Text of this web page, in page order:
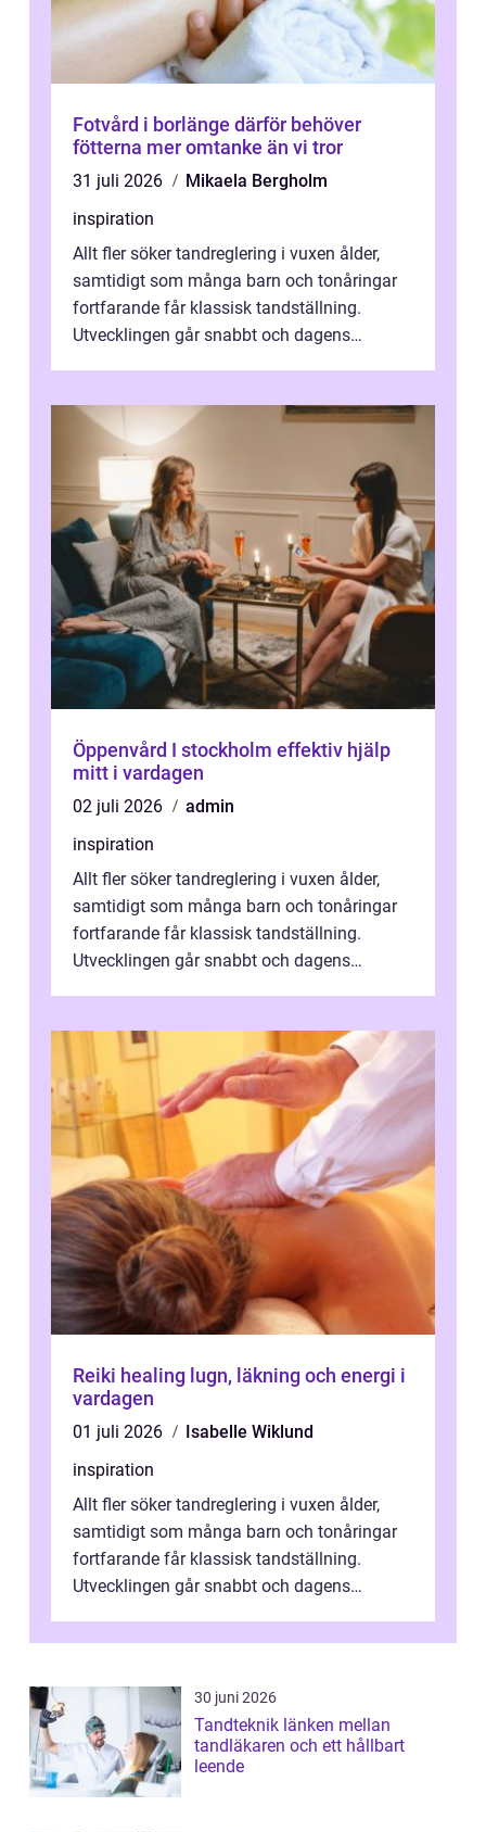
Fotvård i borlänge därför behöver
fötterna mer omtanke än vi tror
31 juli 2026
Mikaela Bergholm
inspiration
Allt fler söker tandreglering i vuxen ålder,
samtidigt som många barn och tonåringar
fortfarande får klassisk tandställning.
Utvecklingen går snabbt och dagens
Öppenvård I stockholm effektiv hjälp
mitt i vardagen
02 juli 2026
admin
inspiration
Allt fler söker tandreglering i vuxen ålder,
samtidigt som många barn och tonåringar
fortfarande får klassisk tandställning.
Utvecklingen går snabbt och dagens
Reiki healing lugn, läkning och energi i
vardagen
01 juli 2026
Isabelle Wiklund
inspiration
Allt fler söker tandreglering i vuxen ålder,
samtidigt som många barn och tonåringar
fortfarande får klassisk tandställning.
Utvecklingen går snabbt och dagens
30 juni 2026
Tandteknik länken mellan
tandläkaren och ett hållbart
leende